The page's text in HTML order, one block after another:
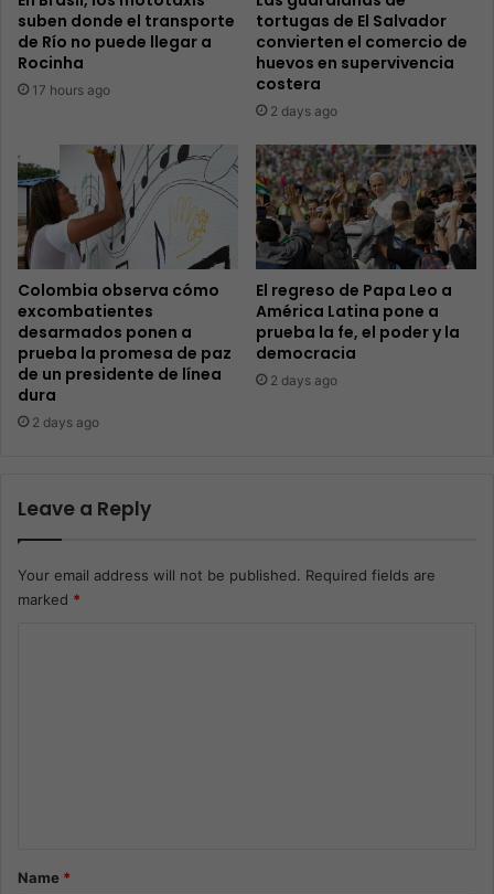
suben donde el transporte
de Río no puede llegar a
Rocinha
17 hours ago
tortugas de El Salvador
convierten el comercio de
huevos en supervivencia
costera
2 days ago
Colombia observa cómo
excombatientes
desarmados ponen a
prueba la promesa de paz
de un presidente de línea
dura
2 days ago
El regreso de Papa Leo a
América Latina pone a
prueba la fe, el poder y la
democracia
2 days ago
Leave a Reply
Your email address will not be published. Required fields are
marked *
*Name *